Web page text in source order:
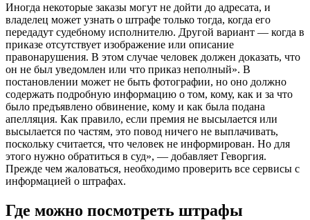
Иногда некоторые заказы могут не дойти до адресата, и
владелец может узнать о штрафе только тогда, когда его
передадут судебному исполнителю. Другой вариант — когда в
приказе отсутствует изображение или описание
правонарушения. В этом случае человек должен доказать, что
он не был уведомлен или что приказ неполный». В
постановлении может не быть фотографии, но оно должно
содержать подробную информацию о том, кому, как и за что
было предъявлено обвинение, кому и как была подана
апелляция. Как правило, если премия не высылается или
высылается по частям, это повод ничего не выплачивать,
поскольку считается, что человек не информирован. Но для
этого нужно обратиться в суд», — добавляет Геворгия.
Прежде чем жаловаться, необходимо проверить все сервисы с
информацией о штрафах.
Где можно посмотреть штрафы